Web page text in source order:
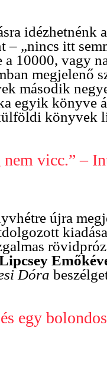
idézhetnénk
– „nincs itt
a 10000, vagy
megjelenő
második
egyik könyve
könyvek
nem vicc.” –
újra
Dóra
egy